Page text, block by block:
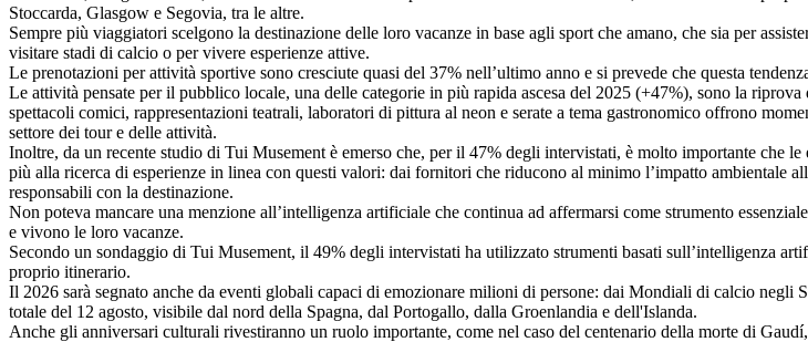
Stoccarda, Glasgow e Segovia, tra le altre.
Sempre più viaggiatori scelgono la destinazione delle loro vacanze in base agli sport che amano, che sia per
visitare stadi di calcio o per vivere esperienze attive.
Le prenotazioni per attività sportive sono cresciute quasi del 37% nell’ultimo anno e si prevede che questa
Le attività pensate per il pubblico locale, una delle categorie in più rapida ascesa del 2025 (+47%), sono la
spettacoli comici, rappresentazioni teatrali, laboratori di pittura al neon e serate a tema gastronomico offrono
settore dei tour e delle attività.
Inoltre, da un recente studio di Tui Musement è emerso che, per il 47% degli intervistati, è molto importante che
più alla ricerca di esperienze in linea con questi valori: dai fornitori che riducono al minimo l’impatto ambientale
responsabili con la destinazione.
Non poteva mancare una menzione all’intelligenza artificiale che continua ad affermarsi come strumento
e vivono le loro vacanze.
Secondo un sondaggio di Tui Musement, il 49% degli intervistati ha utilizzato strumenti basati sull’intelligenza
proprio itinerario.
Il 2026 sarà segnato anche da eventi globali capaci di emozionare milioni di persone: dai Mondiali di calcio
totale del 12 agosto, visibile dal nord della Spagna, dal Portogallo, dalla Groenlandia e dell'Islanda.
Anche gli anniversari culturali rivestiranno un ruolo importante, come nel caso del centenario della morte di